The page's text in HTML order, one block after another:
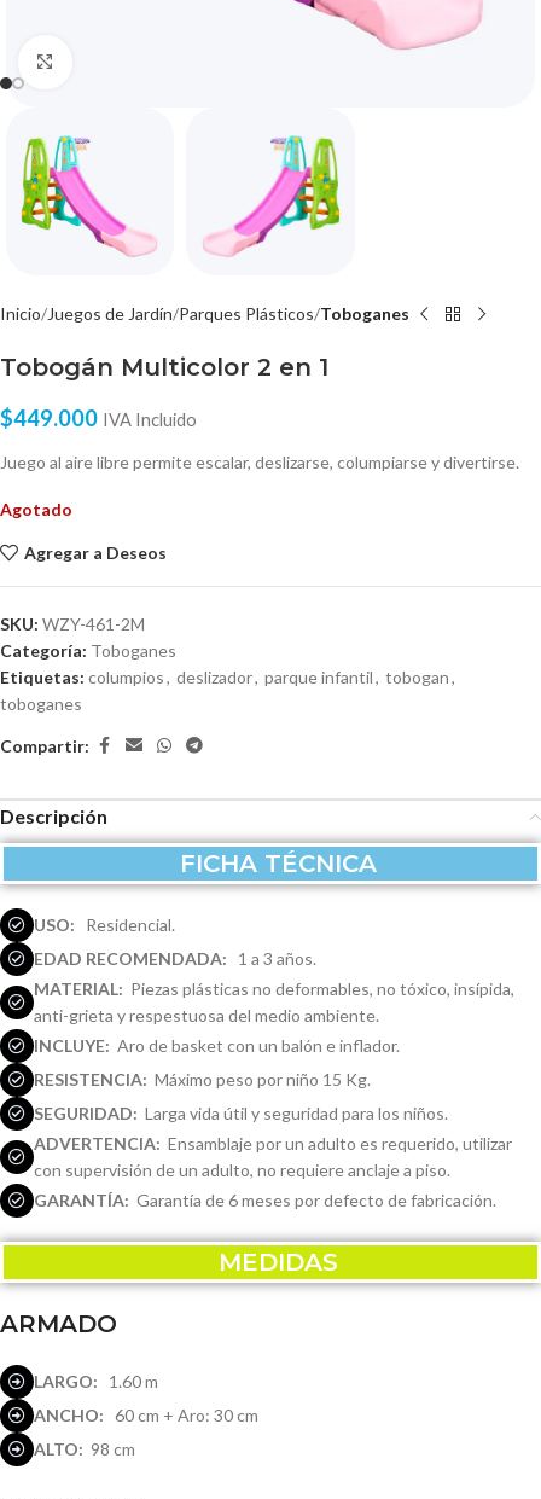
Inicio Juegos de Jardín Parques Plásticos Toboganes
Tobogán Multicolor 2 en 1
$449.000 IVA Incluido
Juego al aire libre permite escalar, deslizarse, columpiarse y divertirse.
Agotado
Agregar a Deseos
SKU: WZY-461-2M
Categoría: Toboganes
Etiquetas: columpios, deslizador, parque infantil, tobogan,
toboganes
Compartir:
Descripción
FICHA TÉCNICA
USO: Residencial.
EDAD RECOMENDADA: 1 a 3 años.
MATERIAL: Piezas plásticas no deformables, no tóxico, insípida,
anti-grieta y respestuosa del medio ambiente.
INCLUYE: Aro de basket con un balón e inflador.
RESISTENCIA: Máximo peso por niño 15 Kg.
SEGURIDAD: Larga vida útil y seguridad para los niños.
ADVERTENCIA: Ensamblaje por un adulto es requerido, utilizar
con supervisión de un adulto, no requiere anclaje a piso.
GARANTÍA: Garantía de 6 meses por defecto de fabricación.
MEDIDAS
ARMADO
LARGO: 1.60 m
ANCHO: 60 cm + Aro: 30 cm
ALTO: 98 cm